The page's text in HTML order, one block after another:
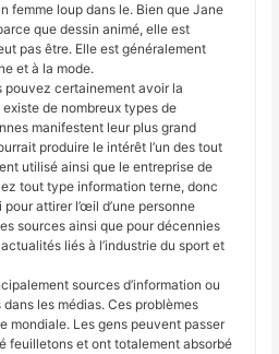
femme loup dans le. Bien que Jane
que dessin animé, elle est
pas être. Elle est généralement
et à la mode.
pouvez certainement avoir la
de nombreux types de
manifestent leur plus grand
produire le intérêt l’un des tout
utilisé ainsi que le entreprise de
tout type information terne, donc
attirer l’œil d’une personne
sources ainsi que pour décennies
liés à l’industrie du sport et
sources d’information ou
les médias. Ces problèmes
mondiale. Les gens peuvent passer
feuilletons et ont totalement absorbé